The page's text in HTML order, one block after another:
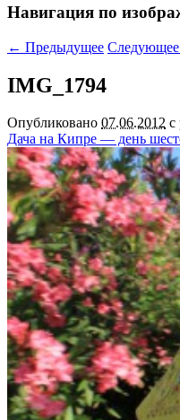
Навигация по
← Предыдущее
IMG_1794
Опубликовано 07.06.2012 с
Дача на Кипре — день